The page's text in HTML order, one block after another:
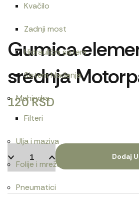
Kvačilo
Zadnji most
Hidraulični sistem
Sistem hlađenja
Mahindra
Filteri
Ulja i maziva
Folije i mreže
Pneumatici
Gumica
srednja
120RSD
Dodaj